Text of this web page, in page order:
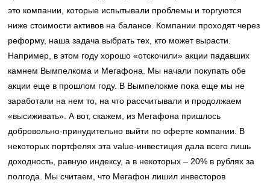
это компании, которые испытывали проблемы и торгуются
ниже стоимости активов на балансе. Компании проходят через
реформу, наша задача выбрать тех, кто может вырасти.
Например, в этом году хорошо «отскочили» акции падавших
камнем Вымпелкома и Мегафона. Мы начали покупать обе
акции еще в прошлом году. В Вымпелокме пока еще мы не
заработали на нем то, на что рассчитывали и продолжаем
«высиживать». А вот, скажем, из Мегафона пришлось
добровольно-принудительно выйти по оферте компании. В
некоторых портфелях эта value-инвестиция дала всего лишь
доходность, равную индексу, а в некоторых – 20% в рублях за
полгода. Мы считаем, что Мегафон лишил инвесторов